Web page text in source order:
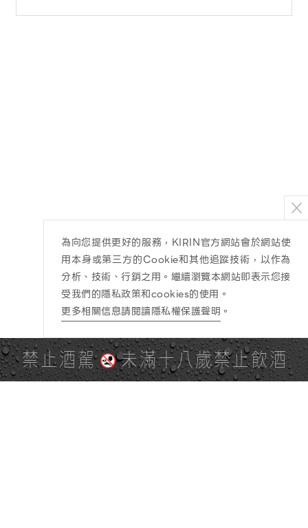
禁止酒駕 未滿十八歲禁止飲酒
為向您提供更好的服務，KIRIN官方網站會於網站使
用本身或第三方的Cookie和其他追蹤技術，以作為
分析、技術、行銷之用。繼續瀏覽本網站即表示您接
受我們的隱私政策和cookies的使用。
更多相關信息請閱讀隱私權保護聲明 。
PAGE TOP